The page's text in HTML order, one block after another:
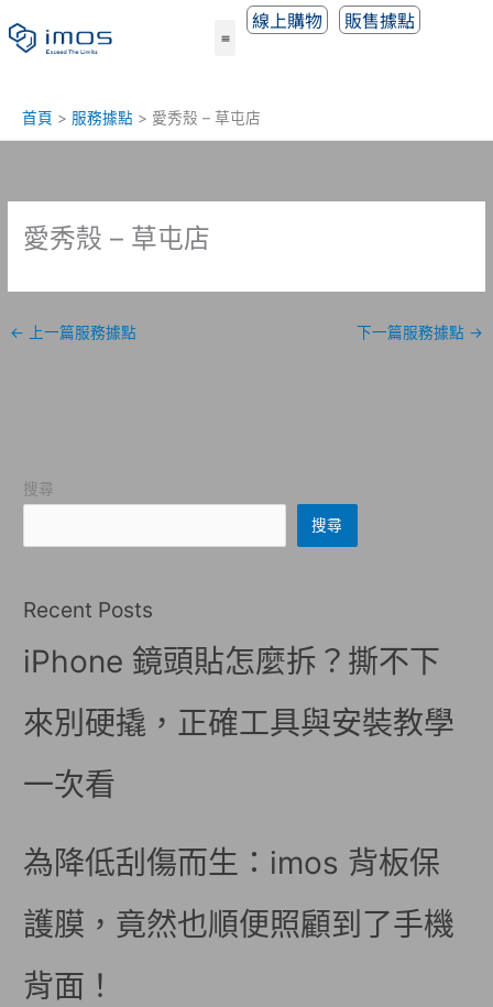
至
線上購物 販售據點
首頁 服務據點 愛秀殼 – 草屯店
愛秀殼 – 草屯店
← 上一篇服務據點 下一篇服務據點 →
搜尋
搜尋
Recent Posts
iPhone 鏡頭貼怎麼拆？撕不下
來別硬撬，正確工具與安裝教學
一次看
為降低刮傷而生：imos 背板保
護膜，竟然也順便照顧到了手機
背面！